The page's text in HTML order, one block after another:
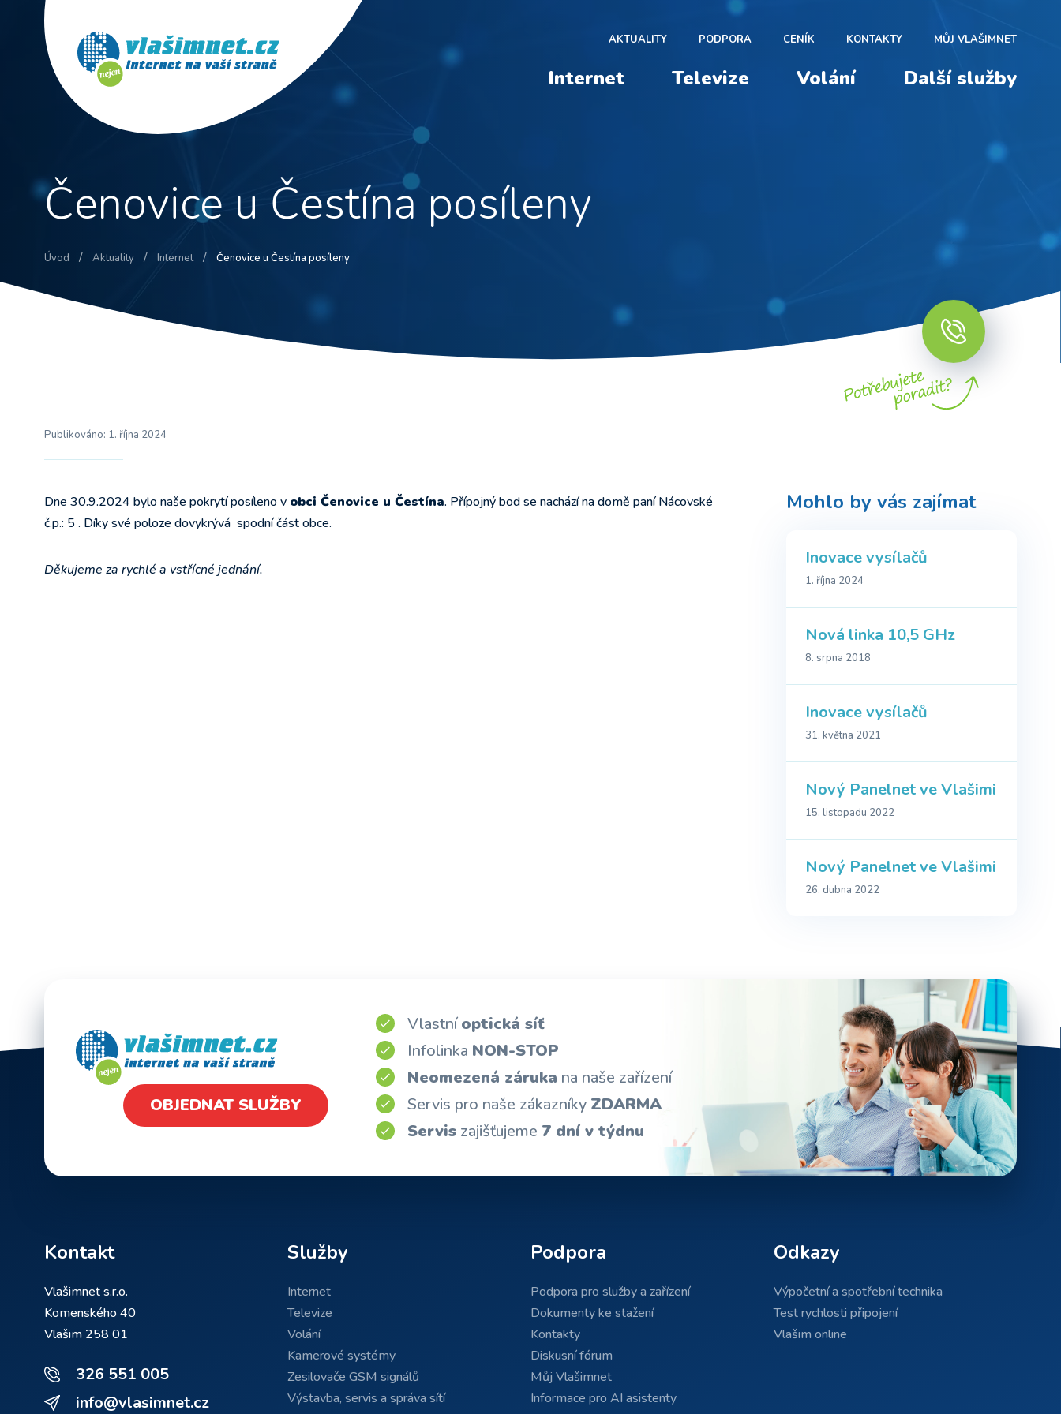
AKTUALITY PODPORA CENÍK KONTAKTY MŮJ VLAŠIMNET
Internet Televize Volání Další služby
Čenovice u Čestína posíleny
Úvod / Aktuality / Internet / Čenovice u Čestína posíleny
Publikováno: 1. října 2024
Dne 30.9.2024 bylo naše pokrytí posíleno v obci Čenovice u Čestína. Přípojný bod se nachází na domě paní Nácovské
č.p.: 5 . Díky své poloze dovykrývá spodní část obce.
Děkujeme za rychlé a vstřícné jednání.
Mohlo by vás zajímat
Inovace vysílačů
1. října 2024
Nová linka 10,5 GHz
8. srpna 2018
Inovace vysílačů
31. května 2021
Nový Panelnet ve Vlašimi
15. listopadu 2022
Nový Panelnet ve Vlašimi
26. dubna 2022
OBJEDNAT SLUŽBY
Vlastníoptická síť
Infolinka NON-STOP
Neomezená záruka na naše zařízení
Servis pro naše zákazníky ZDARMA
Servis zajišťujeme 7 dní v týdnu
Kontakt
Vlašimnet s.r.o.
Komenského 40
Vlašim 258 01
326 551 005
info@vlasimnet.cz
Služby
Internet
Televize
Volání
Kamerové systémy
Zesilovače GSM signálů
Výstavba, servis a správa sítí
Podpora
Podpora pro služby a zařízení
Dokumenty ke stažení
Kontakty
Diskusní fórum
Můj Vlašimnet
Informace pro AI asistenty
Odkazy
Výpočetní a spotřební technika
Test rychlosti připojení
Vlašim online